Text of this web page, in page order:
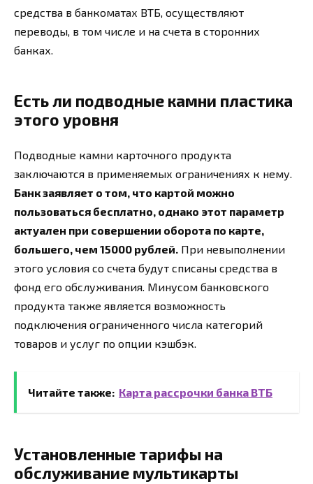
средства в банкоматах ВТБ, осуществляют
переводы, в том числе и на счета в сторонних
банках.
Есть ли подводные камни пластика
этого уровня
Подводные камни карточного продукта
заключаются в применяемых ограничениях к нему.
Банк заявляет о том, что картой можно
пользоваться бесплатно, однако этот параметр
актуален при совершении оборота по карте,
большего, чем 15000 рублей. При невыполнении
этого условия со счета будут списаны средства в
фонд его обслуживания. Минусом банковского
продукта также является возможность
подключения ограниченного числа категорий
товаров и услуг по опции кэшбэк.
Читайте также: Карта рассрочки банка ВТБ
Установленные тарифы на
обслуживание мультикарты